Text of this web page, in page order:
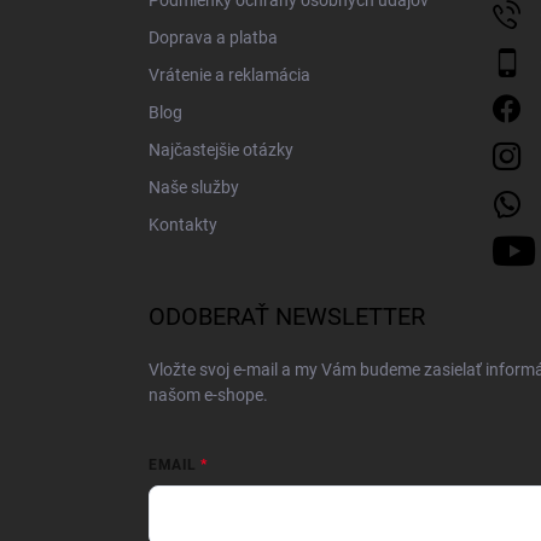
Doprava a platba
Vrátenie a reklamácia
Blog
Najčastejšie otázky
Naše služby
Kontakty
ODOBERAŤ NEWSLETTER
Vložte svoj e-mail a my Vám budeme zasielať
našom e-shope.
EMAIL